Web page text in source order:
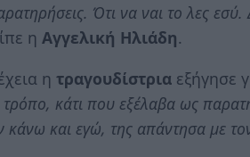
Ότι να ναι το λες
η Αγγελική Ηλιάδη.
η τραγουδίστρια εξήγησε
κάτι που εξέλαβα ως
κάνω και εγώ, της απάντησα με